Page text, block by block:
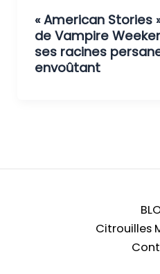
« American Stories
de Vampire
ses racines
envoûtant
Citrouilles